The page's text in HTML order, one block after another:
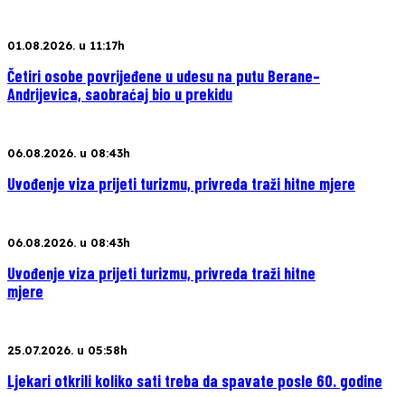
01.08.2026. u 11:17h
Četiri osobe povrijeđene u udesu na putu Berane–
Andrijevica, saobraćaj bio u prekidu
06.08.2026. u 08:43h
Uvođenje viza prijeti turizmu, privreda traži hitne mjere
06.08.2026. u 08:43h
Uvođenje viza prijeti turizmu, privreda traži hitne
mjere
25.07.2026. u 05:58h
Ljekari otkrili koliko sati treba da spavate posle 60. godine